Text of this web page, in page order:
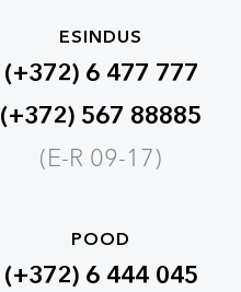
ESINDUS
(+372) 6 477 777
(+372) 567 88885
(E-R 09-17)
POOD
(+372) 6 444 045